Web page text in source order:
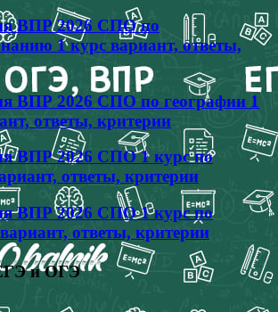
ВПР 2026 СПО по
1 курс вариант, ответы,
ВПР 2026 СПО по географии 1
ответы, критерии
ВПР 2026 СПО 1 курс по
ответы, критерии
ВПР 2026 СПО 1 курс по
ответы, критерии
и ОГЭ